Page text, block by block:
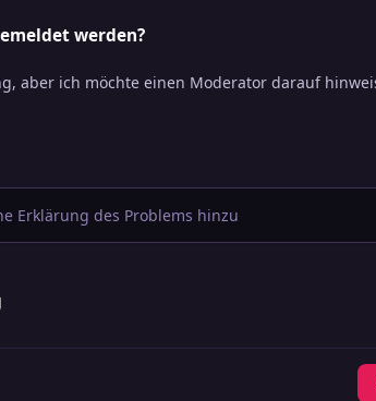
werden?
Erklärung des Problems hinzu